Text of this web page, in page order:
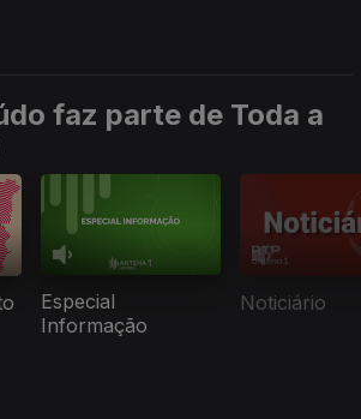
faz parte de Toda a
Especial
Informação
Noticiário